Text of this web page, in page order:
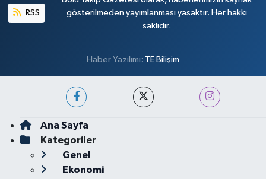
RSS
gösterilmeden yayımlanması yasaktır. Her hakkı
saklıdır.
Haber Yazılımı: TE Bilişim
Ana Sayfa
Kategoriler
Genel
Ekonomi